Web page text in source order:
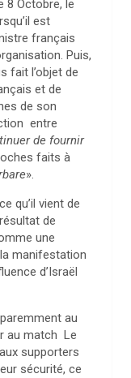
8 Octobre, le
est
français
Puis,
fait l’objet de
et de
de son
entre
de fournir
faits à
».
qu’il vient de
de
une
manifestation
d’Israël
au
au match Le
supporters
sécurité, ce